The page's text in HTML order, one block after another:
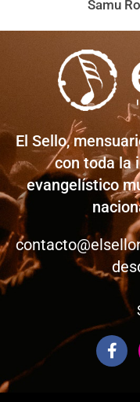
Samu
El Sello,
con toda la
evangelístico
F
a